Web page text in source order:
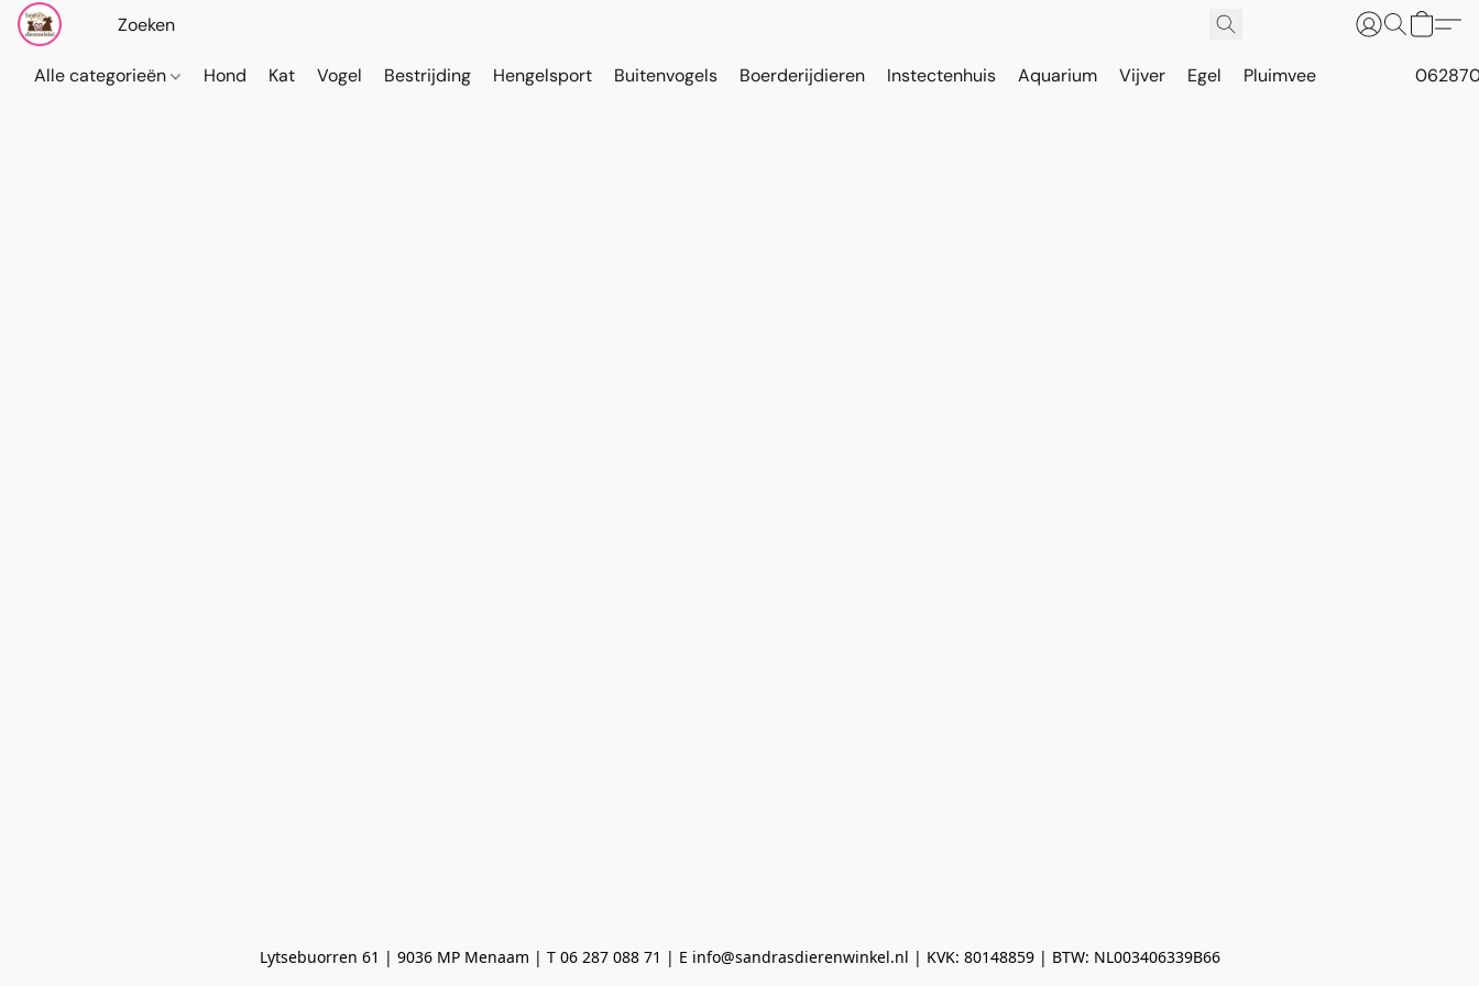
Alle categorieën Hond Kat Vogel Bestrijding Hengelsport Buitenvogels Boerderijdieren Instectenhuis Aquarium Vijver Egel Pluimvee
Lytsebuorren 61 | 9036 MP Menaam | T 06 287 088 71 | E info@sandrasdierenwinkel.nl | KVK: 80148859 | BTW: NL003406339B66